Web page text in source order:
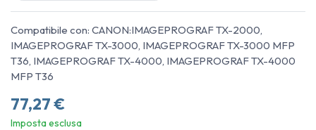
Compatibile con: CANON:IMAGEPROGRAF TX-2000,
IMAGEPROGRAF TX-3000, IMAGEPROGRAF TX-3000 MFP
T36, IMAGEPROGRAF TX-4000, IMAGEPROGRAF TX-4000
MFP T36
77,27€
Imposta esclusa